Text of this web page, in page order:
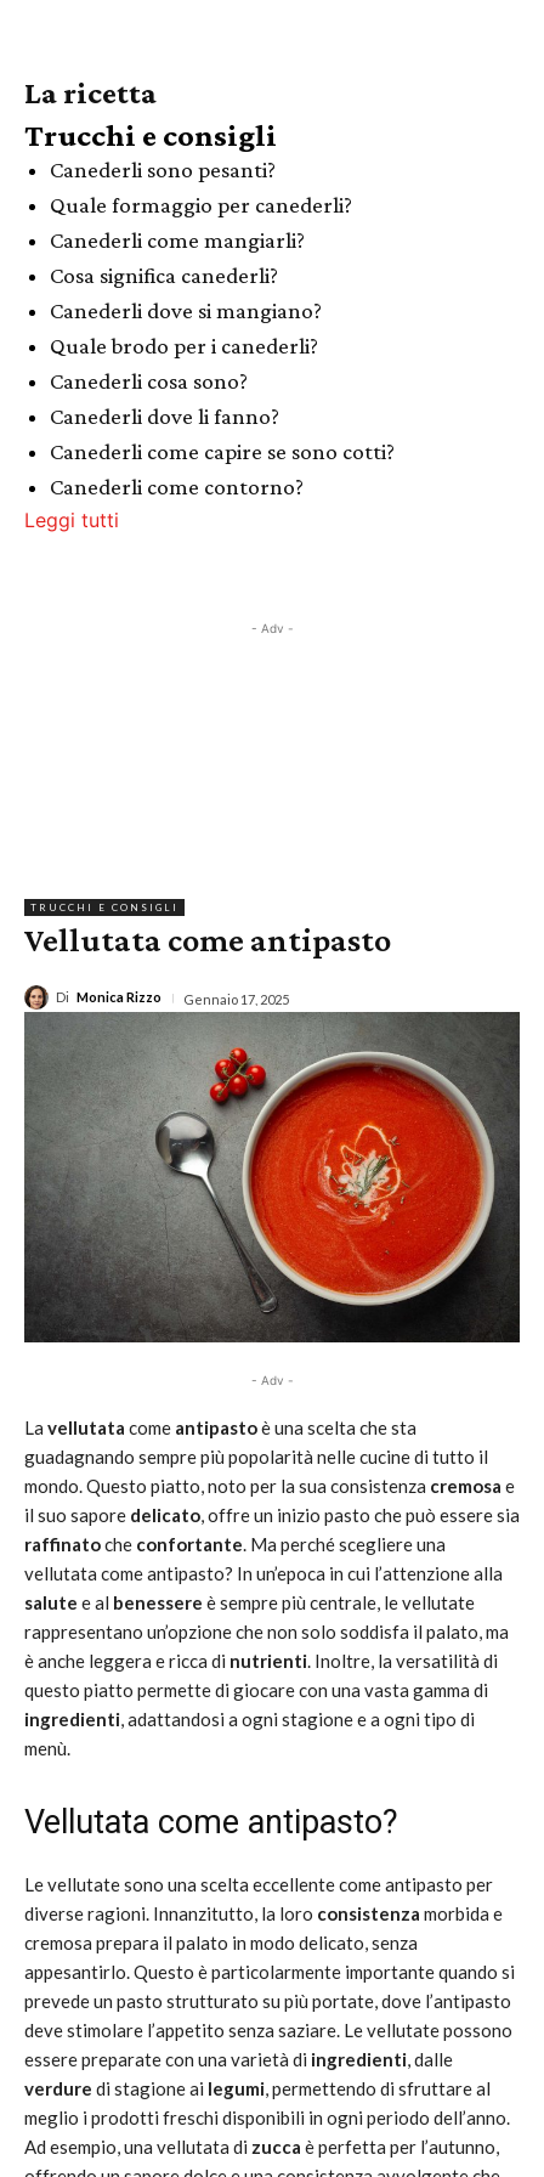
La ricetta
Trucchi e consigli
Canederli sono pesanti?
Quale formaggio per canederli?
Canederli come mangiarli?
Cosa significa canederli?
Canederli dove si mangiano?
Quale brodo per i canederli?
Canederli cosa sono?
Canederli dove li fanno?
Canederli come capire se sono cotti?
Canederli come contorno?
Leggi tutti
- Adv -